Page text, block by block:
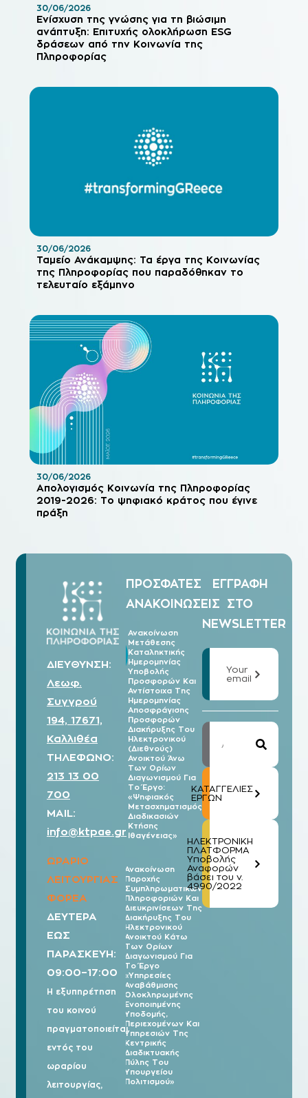
Ενίσχυση της γνώσης για τη βιώσιμη
ανάπτυξη: Επιτυχής ολοκλήρωση ESG
δράσεων από την Κοινωνία της
Πληροφορίας
30/06/2026
Ταμείο Ανάκαμψης: Τα έργα της Κοινωνίας
της Πληροφορίας που παραδόθηκαν το
τελευταίο εξάμηνο
30/06/2026
Απολογισμός Κοινωνία της Πληροφορίας
2019-2026: Το ψηφιακό κράτος που έγινε
πράξη
30/06/2026
ΔΙΕΥΘΥΝΣΗ:
Λεωφ.
Συγγρού
194, 17671,
Καλλιθέα
ΤΗΛΕΦΩΝΟ:
213 13 00
700
MAIL:
info@ktpae.gr
ΩΡΑΡΙΟ
ΛΕΙΤΟΥΡΓΙΑΣ
ΦΟΡΕΑ
ΔΕΥΤΕΡΑ
ΕΩΣ
ΠΑΡΑΣΚΕΥΗ:
09:00–17:00
Η εξυπηρέτηση
του κοινού
πραγματοποιείται
εντός του
ωραρίου
λειτουργίας,
ΠΡΟΣΦΑΤΕΣ
ΑΝΑΚΟΙΝΩΣΕΙΣ
Ανακοίνωση
Μετάθεσης
Καταληκτικής
Ημερομηνίας
Υποβολής
Προσφορών Και
Αντίστοιχα Της
Ημερομηνίας
Αποσφράγισης
Προσφορών
Διακήρυξης Του
Ηλεκτρονικού
(Διεθνούς)
Ανοικτού Άνω
Των Ορίων
Διαγωνισμού Για
Το Έργο:
«Ψηφιακός
Μετασχηματισμός
Διαδικασιών
Κτήσης
Ιθαγένειας»
Ανακοίνωση
Παροχής
Συμπληρωματικών
Πληροφοριών Και
Διευκρινίσεων Της
Διακήρυξης Του
Ηλεκτρονικού
Ανοικτού Κάτω
Των Ορίων
Διαγωνισμού Για
Το Έργο
«Υπηρεσίες
Αναβάθμισης
Ολοκληρωμένης
Ενοποιημένης
Υποδομής,
Περιεχομένων Και
Υπηρεσιών Της
Κεντρικής
Διαδικτυακής
Πύλης Του
Υπουργείου
Πολιτισμού»
07/08
2026
ΕΓΓΡΑΦΗ
ΣΤΟ
NEWSLETTER
Your
email
ΚΑΤΑΓΓΕΛΙΕΣ
ΕΡΓΩΝ
ΗΛΕΚΤΡΟΝΙΚΗ
ΠΛΑΤΦΟΡΜΑ
Υποβολής
Αναφορών
βάσει του ν.
4990/2022